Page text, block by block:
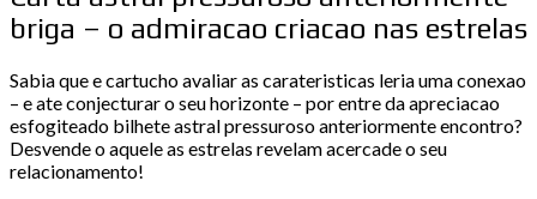
briga – o admiracao criacao nas estrelas
Sabia que e cartucho avaliar as carateristicas leria uma conexao
– e ate conjecturar o seu horizonte – por entre da apreciacao
esfogiteado bilhete astral pressuroso anteriormente encontro?
Desvende o aquele as estrelas revelam acercade o seu
relacionamento!